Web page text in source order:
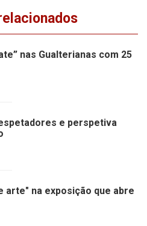
nas Gualterianas com 25
e perspetiva
arte" na exposição que abre